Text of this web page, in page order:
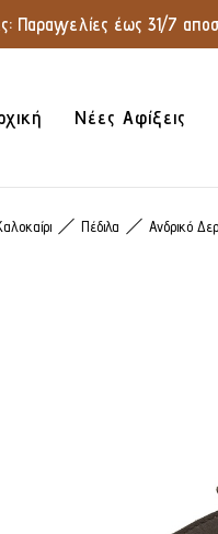
Παραγγελίες έως 31/7
Νέες Αφίξεις
Πέδιλα Ανδρικό